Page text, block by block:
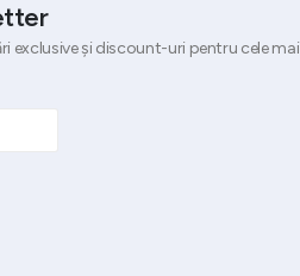
exclusive și discount-uri pentru cele mai